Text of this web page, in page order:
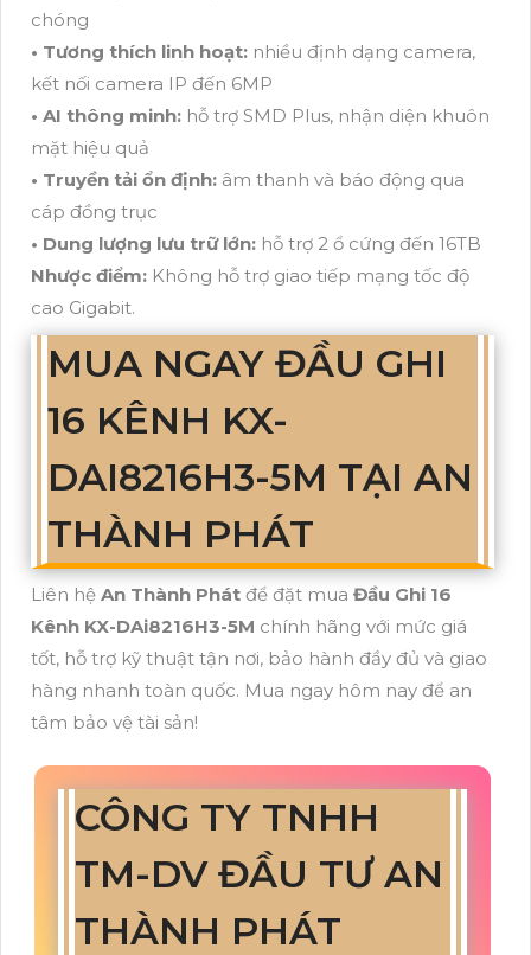
chóng
• Tương thích linh hoạt: nhiều định dạng camera,
kết nối camera IP đến 6MP
• AI thông minh: hỗ trợ SMD Plus, nhận diện khuôn
mặt hiệu quả
• Truyền tải ổn định: âm thanh và báo động qua
cáp đồng trục
• Dung lượng lưu trữ lớn: hỗ trợ 2 ổ cứng đến 16TB
Nhược điểm: Không hỗ trợ giao tiếp mạng tốc độ
cao Gigabit.
MUA NGAY ĐẦU GHI
16 KÊNH KX-
DAI8216H3-5M TẠI AN
THÀNH PHÁT
Liên hệ An Thành Phát để đặt mua Đầu Ghi 16
Kênh KX-DAi8216H3-5M chính hãng với mức giá
tốt, hỗ trợ kỹ thuật tận nơi, bảo hành đầy đủ và giao
hàng nhanh toàn quốc. Mua ngay hôm nay để an
tâm bảo vệ tài sản!
CÔNG TY TNHH
TM-DV ĐẦU TƯ AN
THÀNH PHÁT